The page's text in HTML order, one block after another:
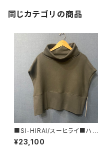
同じカテゴリの商品
■SI-HIRAI/スーヒライ■ハイ
ネック・ケープジレ /チャコール
■CHAW25-5023■
¥23,100